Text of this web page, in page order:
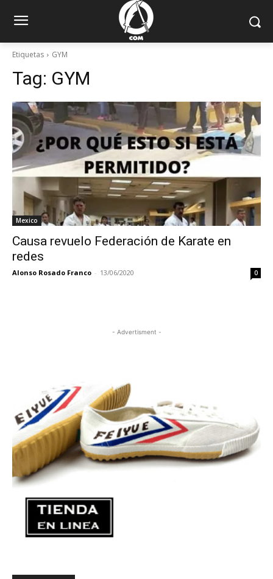
Etiquetas GYM
Tag: GYM
Mexico
Causa revuelo Federación de Karate en
redes
Alonso Rosado Franco - 13/06/2020 0
- Advertisment -